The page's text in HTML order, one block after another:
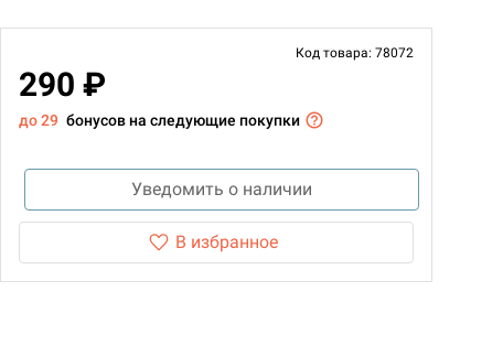
Код товара: 78072
290 ₽
до 29 бонусов на следующие покупки
Уведомить о наличии
В избранное